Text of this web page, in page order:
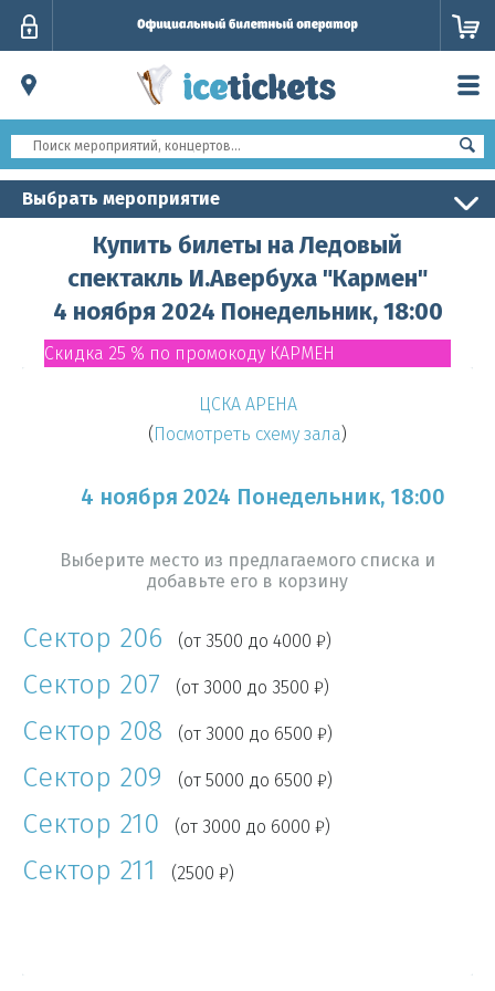
Выбрать мероприятие
Купить билеты на Ледовый
спектакль И.Авербуха "Кармен"
4 ноября 2024 Понедельник, 18:00
Скидка 25 % по промокоду КАРМЕН
ЦСКА АРЕНА
(Посмотреть схему зала)
4 ноября 2024 Понедельник, 18:00
Выберите место из предлагаемого списка и
добавьте его в корзину
Сектор 206 (от 3500 до 4000 ₽)
Сектор 207 (от 3000 до 3500 ₽)
Сектор 208 (от 3000 до 6500 ₽)
Сектор 209 (от 5000 до 6500 ₽)
Сектор 210 (от 3000 до 6000 ₽)
Сектор 211 (2500 ₽)